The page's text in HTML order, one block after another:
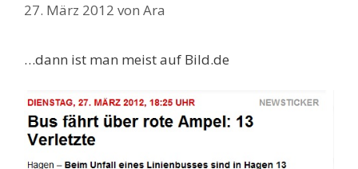
27. März 2012 von Ara
…dann ist man meist auf Bild.de